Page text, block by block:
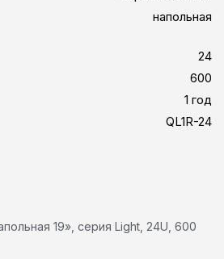
напольная
24
600
1 год
QL1R-24
19», серия Light, 24U, 600